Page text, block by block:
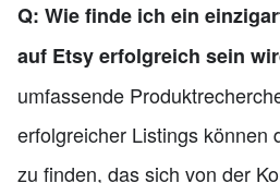
Q: Wie finde ich ein
auf Etsy erfolgreich sein
umfassende
erfolgreicher Listings können
zu finden, das sich von der